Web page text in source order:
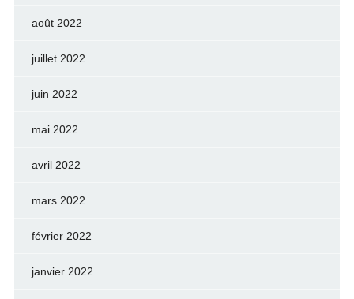
août 2022
juillet 2022
juin 2022
mai 2022
avril 2022
mars 2022
février 2022
janvier 2022